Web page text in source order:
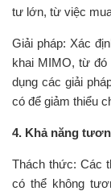
tư lớn, từ việc
Giải pháp: Xác
khai MIMO, từ
dụng các giải
có để giảm thiểu
4. Khả năng
Thách thức: Các
có thể không